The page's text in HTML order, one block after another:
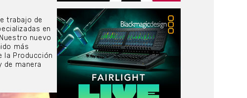
trabajo de
en
nuevo
más
la Producción
de manera